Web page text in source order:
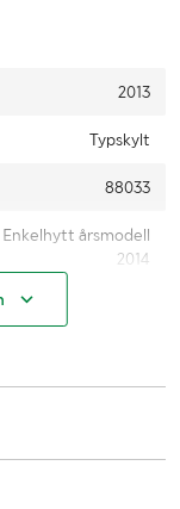
2013
Typskylt
88033
årsmodell
2014